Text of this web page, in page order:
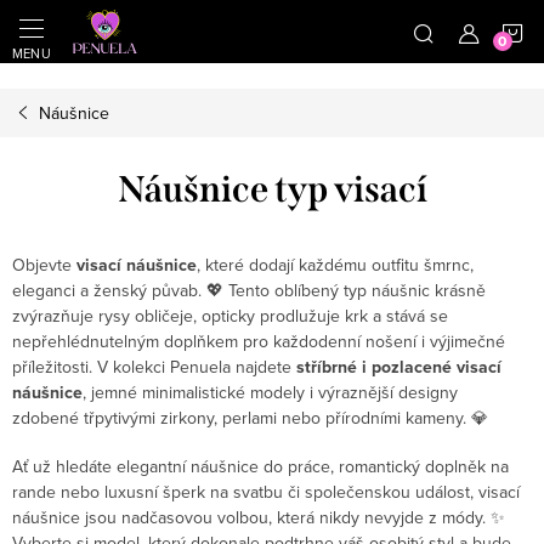
https://cz.pinterest.com/shoppenuela/
Přejít na obsah
Náušnice
Náušnice typ visací
Objevte visací náušnice, které dodají každému outfitu šmrnc,
eleganci a ženský půvab. 💖 Tento oblíbený typ náušnic krásně
zvýrazňuje rysy obličeje, opticky prodlužuje krk a stává se
nepřehlédnutelným doplňkem pro každodenní nošení i výjimečné
příležitosti. V kolekci Penuela najdete stříbrné i pozlacené visací
náušnice, jemné minimalistické modely i výraznější designy
zdobené třpytivými zirkony, perlami nebo přírodními kameny. 💎
Ať už hledáte elegantní náušnice do práce, romantický doplněk na
rande nebo luxusní šperk na svatbu či společenskou událost, visací
náušnice jsou nadčasovou volbou, která nikdy nevyjde z módy. ✨